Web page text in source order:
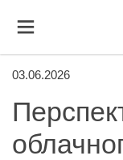
03.06.2026